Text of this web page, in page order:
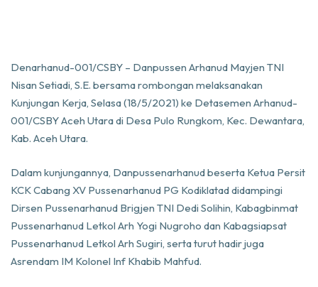
Denarhanud-001/CSBY – Danpussen Arhanud Mayjen TNI
Nisan Setiadi, S.E. bersama rombongan melaksanakan
Kunjungan Kerja, Selasa (18/5/2021) ke Detasemen Arhanud-
001/CSBY Aceh Utara di Desa Pulo Rungkom, Kec. Dewantara,
Kab. Aceh Utara.
Dalam kunjungannya, Danpussenarhanud beserta Ketua Persit
KCK Cabang XV Pussenarhanud PG Kodiklatad didampingi
Dirsen Pussenarhanud Brigjen TNI Dedi Solihin, Kabagbinmat
Pussenarhanud Letkol Arh Yogi Nugroho dan Kabagsiapsat
Pussenarhanud Letkol Arh Sugiri, serta turut hadir juga
Asrendam IM Kolonel Inf Khabib Mahfud.